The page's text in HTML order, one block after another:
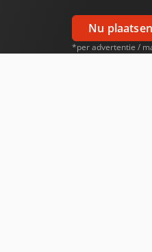
Nu plaatsen
*per advertentie /